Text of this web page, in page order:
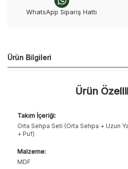
WhatsApp Sipariş Hattı
Ürün Bilgileri
Ürün
Takım İçeriği:
Orta Sehpa Seti (Orta Sehpa + Uzun
+ Puf)
Malzeme:
MDF